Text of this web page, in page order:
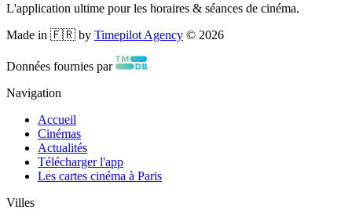
L'application ultime pour les horaires & séances de cinéma.
Made in 🇫🇷 by Timepilot Agency © 2026
Données fournies par
Navigation
Accueil
Cinémas
Actualités
Télécharger l'app
Les cartes cinéma à Paris
Villes